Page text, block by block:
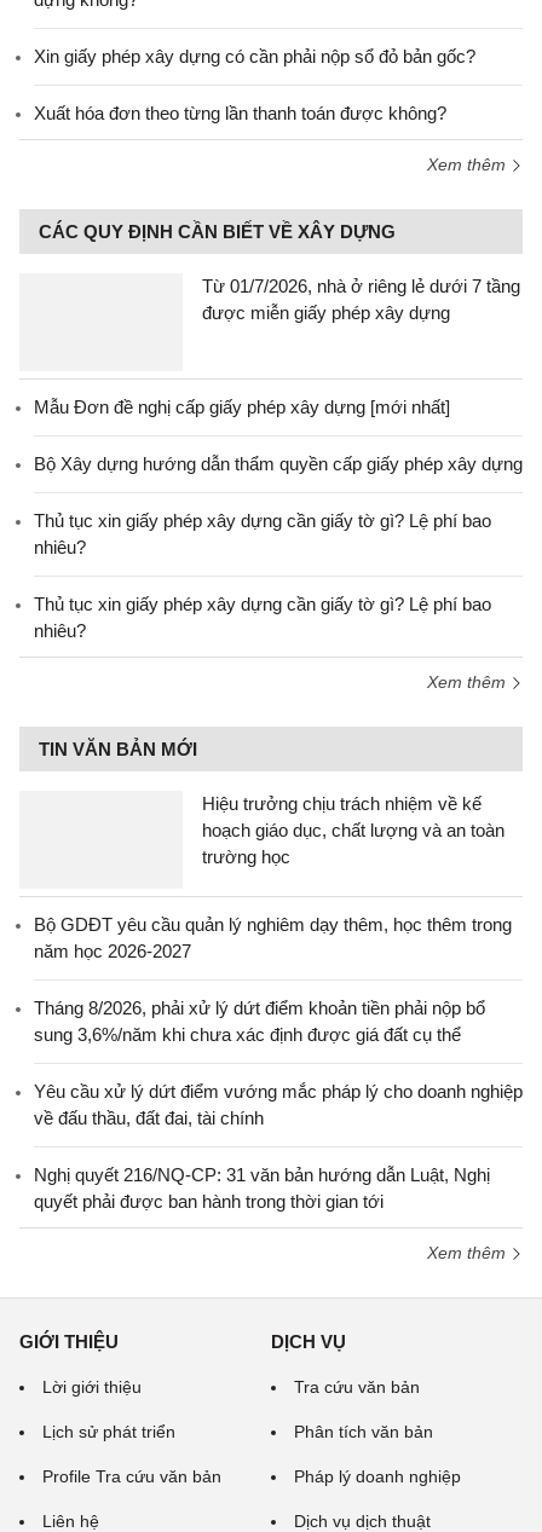
Xin giấy phép xây dựng có cần phải nộp sổ đỏ bản gốc?
Xuất hóa đơn theo từng lần thanh toán được không?
Xem thêm
CÁC QUY ĐỊNH CẦN BIẾT VỀ XÂY DỰNG
Từ 01/7/2026, nhà ở riêng lẻ dưới 7 tầng
được miễn giấy phép xây dựng
Mẫu Đơn đề nghị cấp giấy phép xây dựng [mới nhất]
Bộ Xây dựng hướng dẫn thẩm quyền cấp giấy phép xây dựng
Thủ tục xin giấy phép xây dựng cần giấy tờ gì? Lệ phí bao
nhiêu?
Thủ tục xin giấy phép xây dựng cần giấy tờ gì? Lệ phí bao
nhiêu?
Xem thêm
TIN VĂN BẢN MỚI
Hiệu trưởng chịu trách nhiệm về kế
hoạch giáo dục, chất lượng và an toàn
trường học
Bộ GDĐT yêu cầu quản lý nghiêm dạy thêm, học thêm trong
năm học 2026-2027
Tháng 8/2026, phải xử lý dứt điểm khoản tiền phải nộp bổ
sung 3,6%/năm khi chưa xác định được giá đất cụ thể
Yêu cầu xử lý dứt điểm vướng mắc pháp lý cho doanh nghiệp
về đấu thầu, đất đai, tài chính
Nghị quyết 216/NQ-CP: 31 văn bản hướng dẫn Luật, Nghị
quyết phải được ban hành trong thời gian tới
Xem thêm
GIỚI THIỆU
Lời giới thiệu
Lịch sử phát triển
Profile Tra cứu văn bản
Liên hệ
DỊCH VỤ
Tra cứu văn bản
Phân tích văn bản
Pháp lý doanh nghiệp
Dịch vụ dịch thuật